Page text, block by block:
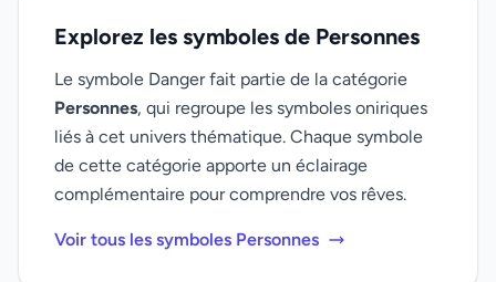
Explorez les symboles de Personnes
Le symbole Danger fait partie de la catégorie
Personnes, qui regroupe les symboles oniriques
liés à cet univers thématique. Chaque symbole
de cette catégorie apporte un éclairage
complémentaire pour comprendre vos rêves.
Voir tous les symboles Personnes